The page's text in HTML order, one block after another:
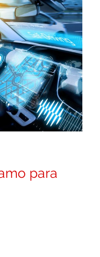
para